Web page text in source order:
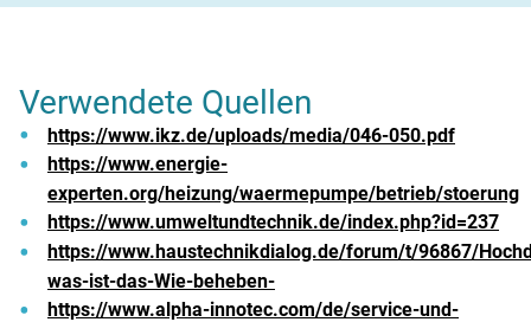
Verwendete Quellen
https://www.ikz.de/uploads/media/046-050.pdf
https://www.energie-
experten.org/heizung/waermepumpe/betrieb/stoerung
https://www.umweltundtechnik.de/index.php?id=237
https://www.haustechnikdialog.de/forum/t/96867/
was-ist-das-Wie-beheben-
https://www.alpha-innotec.com/de/service-und-